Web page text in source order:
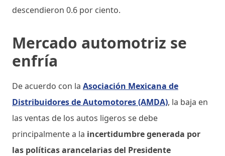
descendieron 0.6 por ciento.
Mercado automotriz se
enfría
De acuerdo con la Asociación Mexicana de
Distribuidores de Automotores (AMDA), la baja en
las ventas de los autos ligeros se debe
principalmente a la incertidumbre generada por
las políticas arancelarias del Presidente